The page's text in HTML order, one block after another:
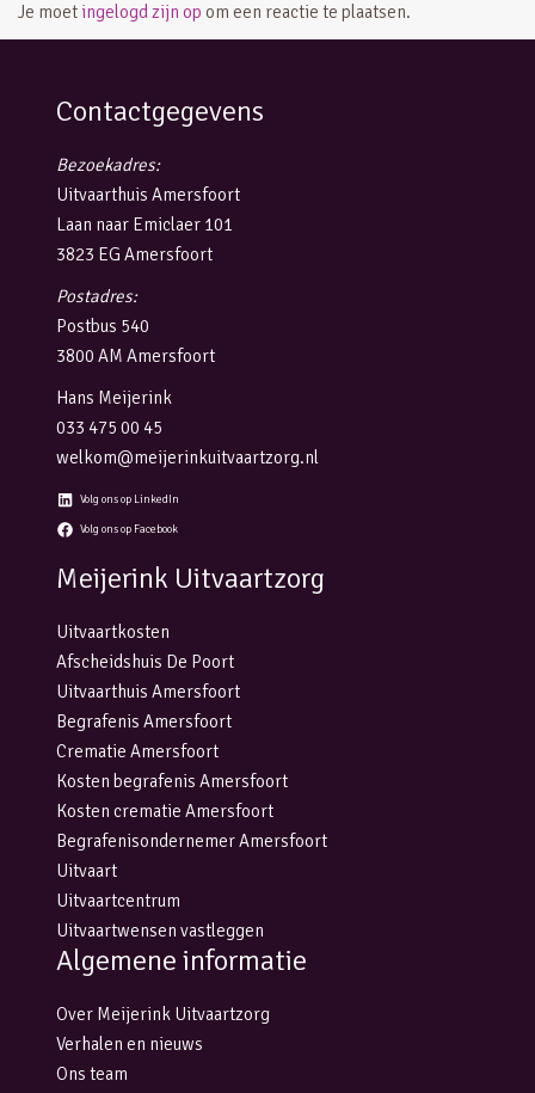
Je moet ingelogd zijn op om een reactie te plaatsen.
Contactgegevens
Bezoekadres:
Uitvaarthuis Amersfoort
Laan naar Emiclaer 101
3823 EG Amersfoort
Postadres:
Postbus 540
3800 AM Amersfoort
Hans Meijerink
033 475 00 45
welkom@meijerinkuitvaartzorg.nl
Volg ons op LinkedIn
Volg ons op Facebook
Meijerink Uitvaartzorg
Uitvaartkosten
Afscheidshuis De Poort
Uitvaarthuis Amersfoort
Begrafenis Amersfoort
Crematie Amersfoort
Kosten begrafenis Amersfoort
Kosten crematie Amersfoort
Begrafenisondernemer Amersfoort
Uitvaart
Uitvaartcentrum
Uitvaartwensen vastleggen
Algemene informatie
Over Meijerink Uitvaartzorg
Verhalen en nieuws
Ons team